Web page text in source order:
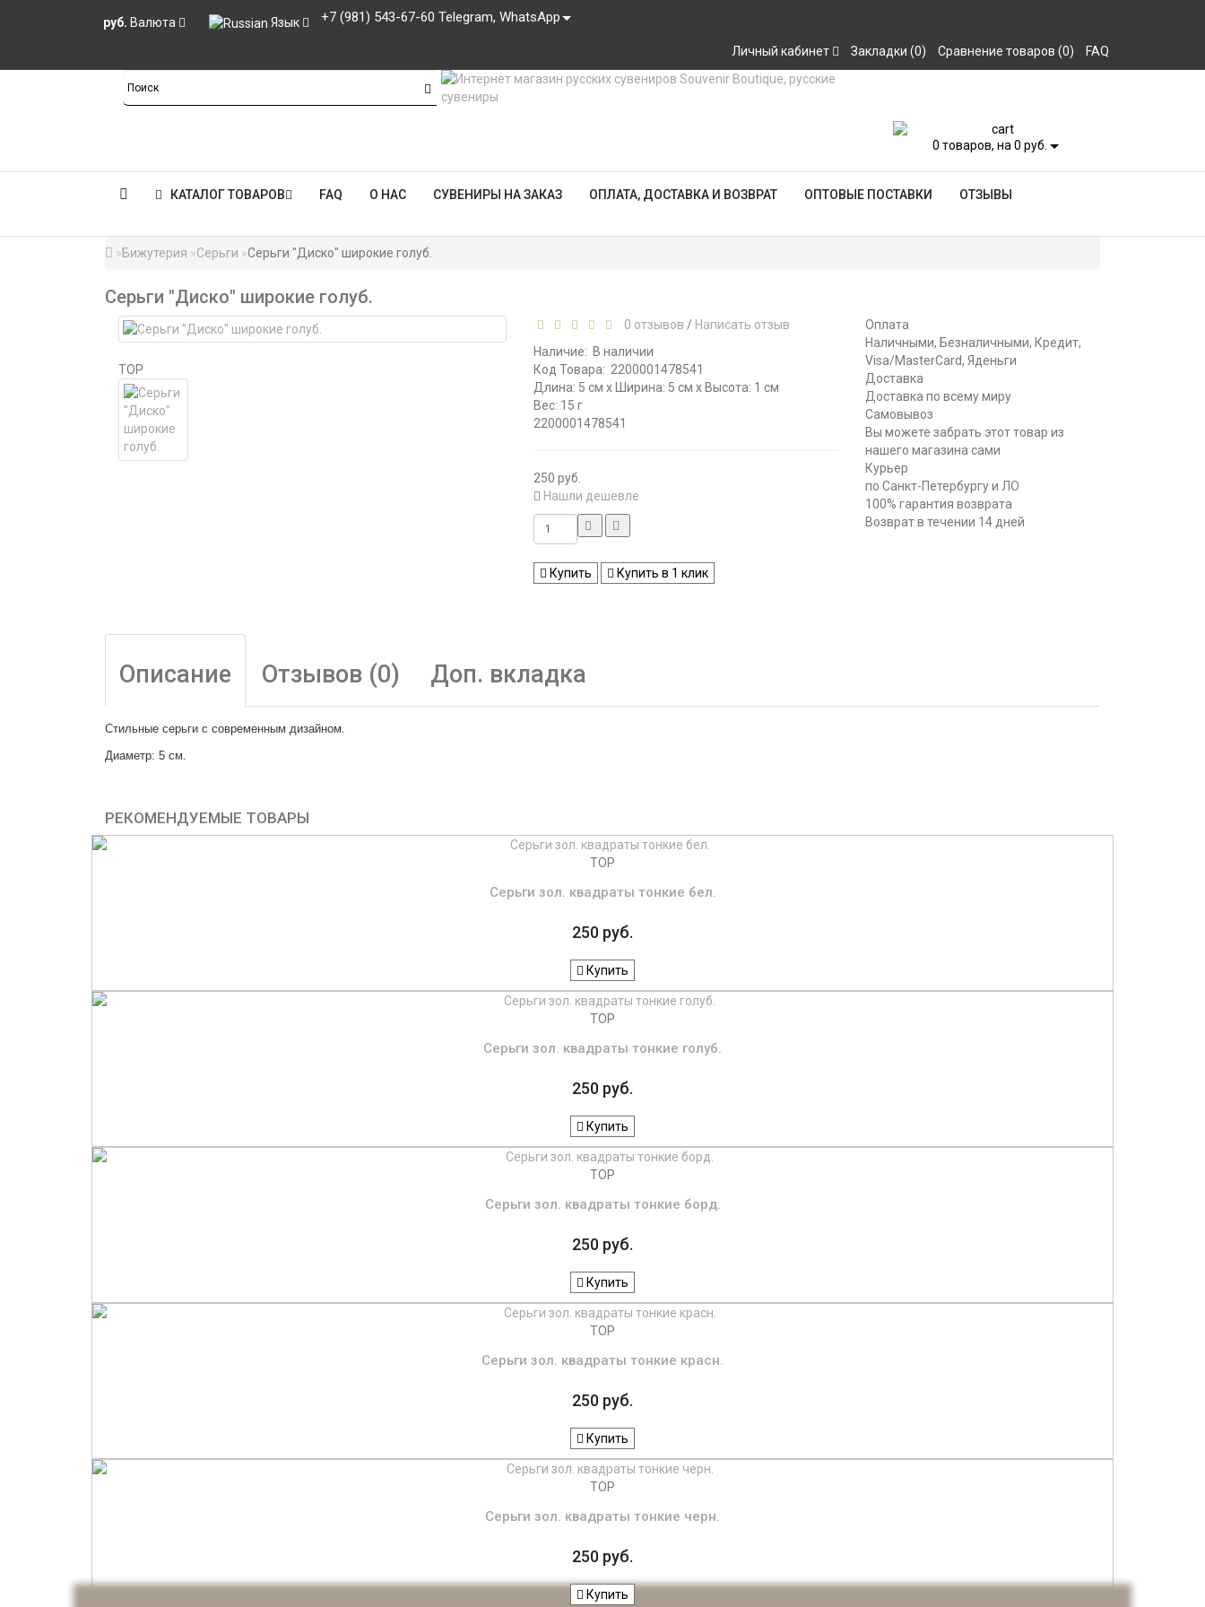
руб. Валюта Язык +7 (981) 543-67-60 Telegram, WhatsApp
Личный кабинет Закладки (0) Сравнение товаров (0) FAQ
0 товаров, на 0 руб.
КАТАЛОГ ТОВАРОВ FAQ О НАС СУВЕНИРЫ НА ЗАКАЗ ОПЛАТА, ДОСТАВКА И ВОЗВРАТ ОПТОВЫЕ ПОСТАВКИ ОТЗЫВЫ
Бижутерия Серьги Серьги "Диско" широкие голуб.
Серьги "Диско" широкие голуб.
TOP
0 отзывов / Написать отзыв
Наличие: В наличии
Код Товара: 2200001478541
Длина: 5 см x Ширина: 5 см x Высота: 1 см
Вес: 15 г
2200001478541
250 руб.
Нашли дешевле
Купить Купить в 1 клик
Оплата
Наличными, Безналичными, Кредит,
Visa/MasterCard, Яденьги
Доставка
Доставка по всему миру
Самовывоз
Вы можете забрать этот товар из
нашего магазина сами
Курьер
по Санкт-Петербургу и ЛО
100% гарантия возврата
Возврат в течении 14 дней
Описание Отзывов (0) Доп. вкладка
Стильные серьги с современным дизайном.
Диаметр: 5 см.
РЕКОМЕНДУЕМЫЕ ТОВАРЫ
TOP
Серьги зол. квадраты тонкие бел.
250 руб.
Купить
TOP
Серьги зол. квадраты тонкие голуб.
250 руб.
Купить
TOP
Серьги зол. квадраты тонкие борд.
250 руб.
Купить
TOP
Серьги зол. квадраты тонкие красн.
250 руб.
Купить
TOP
Серьги зол. квадраты тонкие черн.
250 руб.
Купить